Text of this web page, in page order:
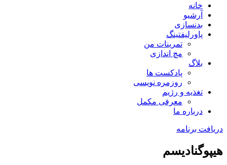
خانه
آرشیو
بدنسازی
پاورلیفتینگ
تمرینات من
مچ اندازی
بلاگ
پادکست ها
روزمره نویسی
تغذیه و رژیم
معرفی مکمل
درباره ما
دریافت برنامه
هیپوگنادیسم